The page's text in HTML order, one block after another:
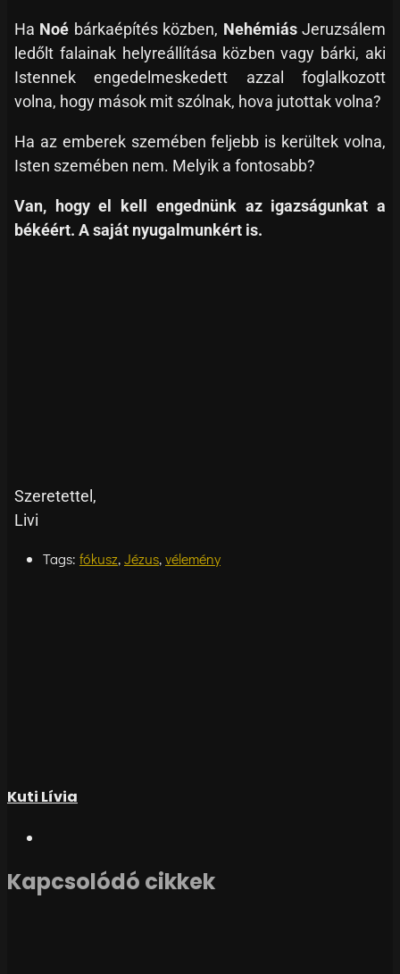
Ha Noé bárkaépítés közben, NehémiásJeruzsálem
ledőlt falainak helyreállítása közben vagy bárki, aki
Istennek engedelmeskedett azzal foglalkozott
volna, hogy mások mit szólnak, hova jutottak volna?
Ha az emberek szemében feljebb is kerültek volna,
Isten szemében nem. Melyik a fontosabb?
Van, hogy el kell engednünk az igazságunkat a
békéért. A saját nyugalmunkért is.
Szeretettel,
Livi
Tags: fókusz,Jézus,vélemény
Kuti Lívia
Kapcsolódó cikkek